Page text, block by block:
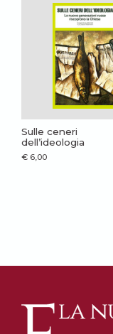
Sulle ceneri
dell’ideologia
€ 6,00